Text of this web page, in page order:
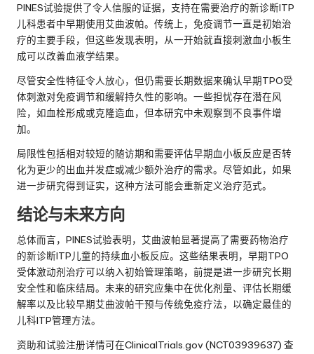
PINES试验提供了令人信服的证据，支持在需要治疗的新诊断ITP
儿科患者中早期使用艾曲波帕。传统上，免疫调节一直是初始治
疗的主要手段，但这些发现表明，从一开始就直接刺激血小板生
成可以改善血液学结果。
尽管安全性特征令人放心，但仍需要长期数据来确认早期TPO受
体刺激对免疫调节和缓解持久性的影响。一些担忧存在潜在风
险，如血栓形成或克隆造血，但本研究中未观察到不良事件增
加。
局限性包括相对较短的随访期和需要评估早期血小板反应是否转
化为更少的出血并发症或减少额外治疗的需求。尽管如此，如果
进一步研究得到证实，这种方法可能会重新定义治疗范式。
结论与未来方向
总体而言，PINES试验表明，艾曲波帕显著提高了需要药物治疗
的新诊断ITP儿童的持续血小板反应。这些结果表明，早期TPO
受体激动剂治疗可以纳入初始管理策略，前提是进一步研究长期
安全性和临床结局。未来的研究应集中在优化剂量、评估长期缓
解率以及比较早期艾曲波帕干预与传统免疫疗法，以确定最佳的
儿科ITP管理方法。
资助和试验注册详情可在ClinicalTrials.gov (NCT03939637) 查